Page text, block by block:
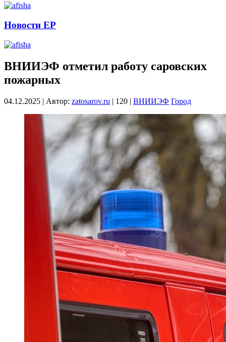
Новости ЕР
ВНИИЭФ отметил работу саровских
пожарных
04.12.2025 | Автор: zatosarov.ru | 120 | ВНИИЭФ Город